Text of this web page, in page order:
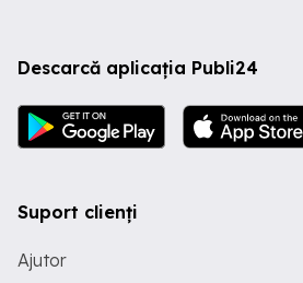
Descarcă aplicația Publi24
Suport clienți
Ajutor